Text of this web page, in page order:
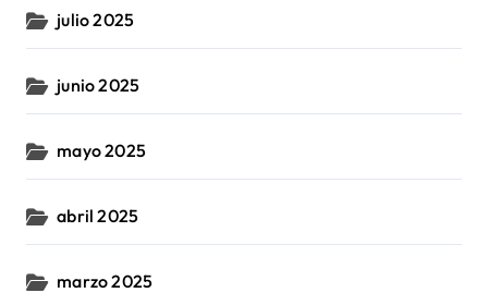
julio 2025
junio 2025
mayo 2025
abril 2025
marzo 2025